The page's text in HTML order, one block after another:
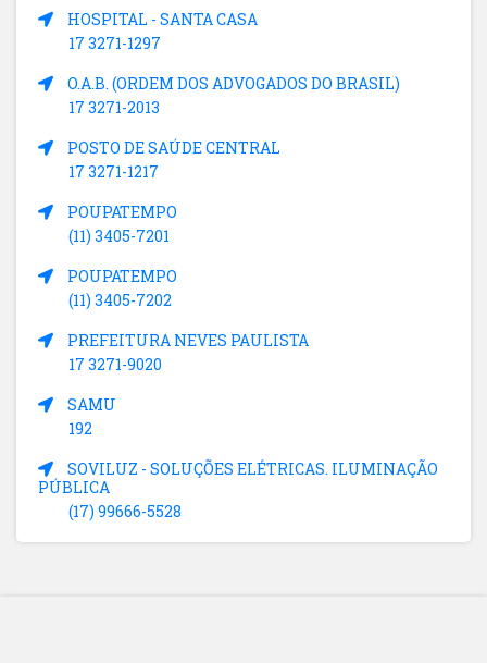
HOSPITAL - SANTA CASA
17 3271-1297
O.A.B. (ORDEM DOS ADVOGADOS DO BRASIL)
17 3271-2013
POSTO DE SAÚDE CENTRAL
17 3271-1217
POUPATEMPO
(11) 3405-7201
POUPATEMPO
(11) 3405-7202
PREFEITURA NEVES PAULISTA
17 3271-9020
SAMU
192
SOVILUZ - SOLUÇÕES ELÉTRICAS. ILUMINAÇÃO
PÚBLICA
(17) 99666-5528